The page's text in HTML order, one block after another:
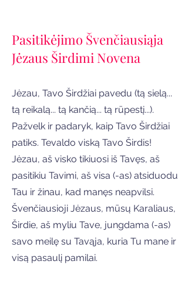
Pasitikėjimo Švenčiausiąja
Jėzaus Širdimi Novena
Jėzau, Tavo Širdžiai pavedu (tą sielą...
tą reikalą... tą kančią... tą rūpestį...).
Pažvelk ir padaryk, kaip Tavo Širdžiai
patiks. Tevaldo viską Tavo Širdis!
Jėzau, aš visko tikiuosi iš Tavęs, aš
pasitikiu Tavimi, aš visa (-as) atsiduodu
Tau ir žinau, kad manęs neapvilsi.
Švenčiausioji Jėzaus, mūsų Karaliaus,
Širdie, aš myliu Tave, jungdama (-as)
savo meilę su Tavąja, kuria Tu mane ir
visą pasaulį pamilai.